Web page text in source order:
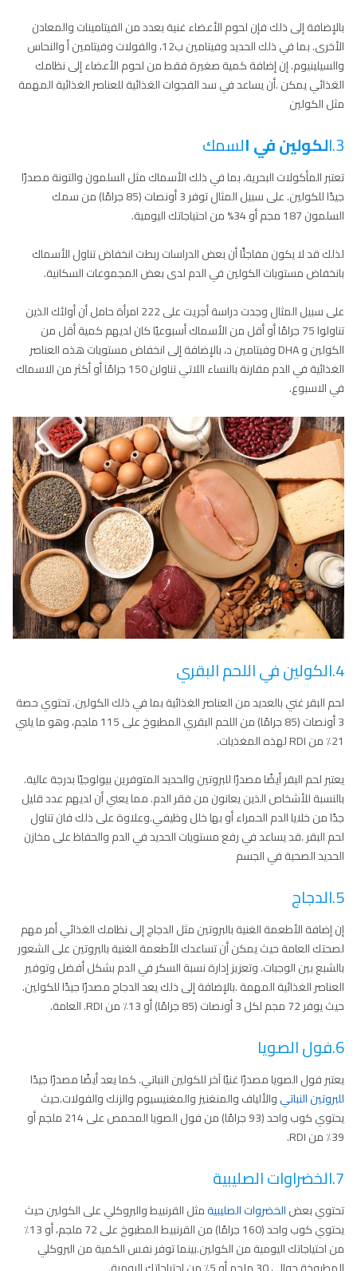
بالإضافة إلى ذلك فإن لحوم الأعضاء غنية بعدد من الفيتامينات والمعادن
الأخرى. بما في ذلك الحديد وفيتامين ب12، والفولات وفيتامين أ والنحاس
والسيلينيوم. إن إضافة كمية صغيرة فقط من لحوم الأعضاء إلى نظامك
الغذائي يمكن .أن يساعد في سد الفجوات الغذائية للعناصر الغذائية المهمة
مثل الكولين
3.ا لكولين في السمك
تعتبر المأكولات البحرية، بما في ذلك الأسماك مثل السلمون والتونة مصدرًا
جيدًا للكولين. على سبيل المثال توفر 3 أونصات (85 جرامًا) من سمك
السلمون 187 مجم أو 34% من احتياجاتك اليومية.
لذلك قد لا يكون مفاجئًا أن بعض الدراسات ربطت انخفاض تناول الأسماك
بانخفاض مستويات الكولين في الدم لدى بعض المجموعات السكانية.
على سبيل المثال وجدت دراسة أجريت على 222 امرأة حامل أن أولئك الذين
تناولوا 75 جرامًا أو أقل من الأسماك أسبوعيًا كان لديهم كمية أقل من
الكولين و DHA وفيتامين د، بالإضافة إلى انخفاض مستويات هذه العناصر
الغذائية في الدم مقارنة بالنساء اللاتي تناولن 150 جرامًا أو أكثر من الاسماك
في الاسبوع.
4.الكولين في اللحم البقري
لحم البقر غني بالعديد من العناصر الغذائية بما في ذلك الكولين. تحتوي حصة
3 أونصات (85 جرامًا) من اللحم البقري المطبوخ على 115 ملجم، وهو ما يلبي
21٪ من RDI لهذه المغذيات.
يعتبر لحم البقر أيضًا مصدرًا للبروتين والحديد المتوفرين بيولوجيًا بدرجة عالية.
بالنسبة للأشخاص الذين يعانون من فقر الدم. مما يعني أن لديهم عدد قليل
جدًا من خلايا الدم الحمراء أو بها خلل وظيفي.وعلاوة على ذلك فان تناول
لحم البقر .قد يساعد في رفع مستويات الحديد في الدم والحفاظ على مخازن
الحديد الصحية في الجسم
5.الدجاج
إن إضافة الأطعمة الغنية بالبروتين مثل الدجاج إلى نظامك الغذائي أمر مهم
لصحتك العامة حيث يمكن أن تساعدك الأطعمة الغنية بالبروتين على الشعور
بالشبع بين الوجبات. وتعزيز إدارة نسبة السكر في الدم بشكل أفضل وتوفير
العناصر الغذائية المهمة .بالإضافة إلى ذلك يعد الدجاج مصدرًا جيدًا للكولين.
حيث يوفر 72 مجم لكل 3 أونصات (85 جرامًا) أو 13٪ من RDI. العامة.
6.فول الصويا
يعتبر فول الصويا مصدرًا غنيًا آخر للكولين النباتي. كما يعد أيضًا مصدرًا جيدًا
للبروتين النباتيوالألياف والمنغنيز والمغنيسيوم والزنك والفولات.حيث
يحتوي كوب واحد (93 جرامًا) من فول الصويا المحمص على 214 ملجم أو
39٪ من RDI.
7.الخضراوات الصليبية
تحتوي بعضالخضروات الصليبيةمثل القرنبيط والبروكلي على الكولين حيث
يحتوي كوب واحد (160 جرامًا) من القرنبيط المطبوخ على 72 ملجم، أو 13٪
من احتياجاتك اليومية من الكولين.بينما توفر نفس الكمية من البروكلي